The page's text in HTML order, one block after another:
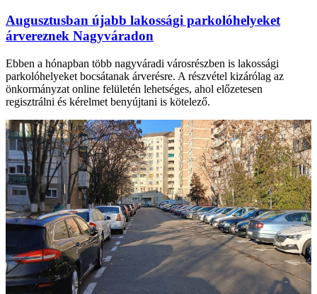
Augusztusban újabb lakossági parkolóhelyeket
árvereznek Nagyváradon
Ebben a hónapban több nagyváradi városrészben is lakossági
parkolóhelyeket bocsátanak árverésre. A részvétel kizárólag az
önkormányzat online felületén lehetséges, ahol előzetesen
regisztrálni és kérelmet benyújtani is kötelező.